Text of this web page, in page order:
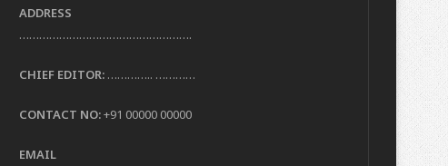
ADDRESS
…………………………………………….
CHIEF EDITOR: ………….. …………
CONTACT NO:+91 00000 00000
EMAIL